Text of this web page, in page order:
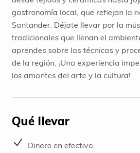
gastronomía local, que reflejan la
Santander. Déjate llevar por la
tradicionales que llenan el
aprendes sobre las técnicas y
de la región. ¡Una experiencia
los amantes del arte y la cultura!
Qué llevar
Dinero en efectivo.